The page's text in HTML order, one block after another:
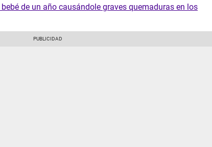
de un año causándole graves quemaduras en los